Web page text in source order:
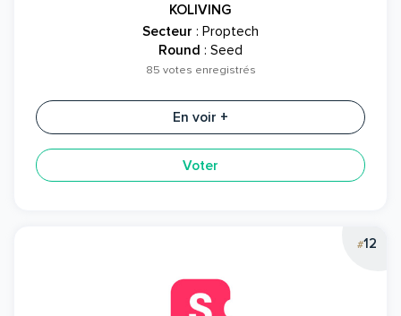
KOLIVING
Secteur : Proptech
Round : Seed
85 votes enregistrés
En voir +
Voter
#12